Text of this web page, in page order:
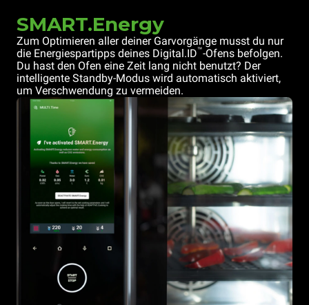
SMART.Energy
Zum Optimieren aller deiner Garvorgänge musst du nur
die Energiespartipps deines Digital.ID™-Ofens befolgen.
Du hast den Ofen eine Zeit lang nicht benutzt? Der
intelligente Standby-Modus wird automatisch aktiviert,
um Verschwendung zu vermeiden.